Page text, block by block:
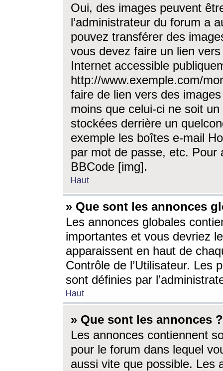
Oui, des images peuvent
l’administrateur du forum a
pouvez transférer des
vous devez faire un lien
Internet accessible
http://www.exemple.com/
faire de lien vers des
moins que celui-ci ne soit
stockées derrière un
exemple les boîtes e-mail
par mot de passe, etc. Pour
BBCode [img].
Haut
» Que sont les annonces
Les annonces globales
importantes et vous devriez
apparaissent en haut de
Contrôle de l’Utilisateur. Les
sont définies par
Haut
» Que sont les annonces ?
Les annonces contiennent
pour le forum dans lequel
aussi vite que possible. Les